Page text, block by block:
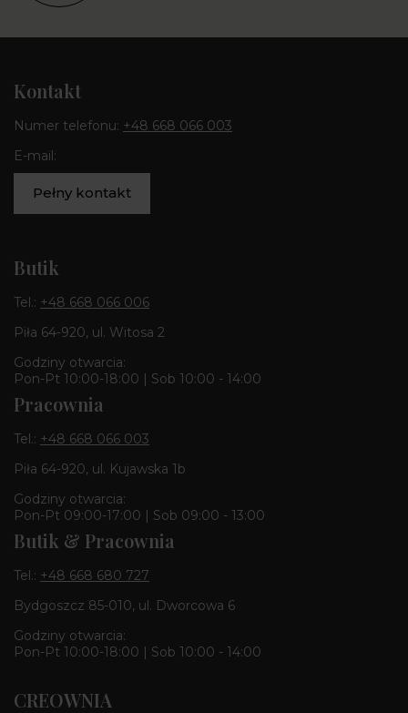
Kontakt
Numer telefonu: +48 668 066 003
E-mail:
Pełny kontakt
Butik
Tel.: +48 668 066 006
Piła 64-920, ul. Witosa 2
Godziny otwarcia:
Pon-Pt 10:00-18:00 | Sob 10:00 - 14:00
Pracownia
Tel.: +48 668 066 003
Piła 64-920, ul. Kujawska 1b
Godziny otwarcia:
Pon-Pt 09:00-17:00 | Sob 09:00 - 13:00
Butik & Pracownia
Tel.: +48 668 680 727
Bydgoszcz 85-010, ul. Dworcowa 6
Godziny otwarcia:
Pon-Pt 10:00-18:00 | Sob 10:00 - 14:00
CREOWNIA